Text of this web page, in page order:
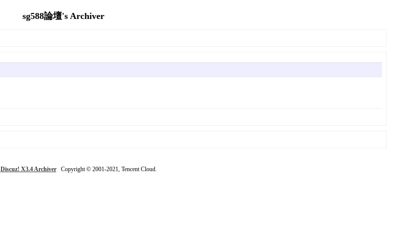
sg588論壇's Archiver
Discuz! X3.4 ArchiverCopyright © 2001-2021, Tencent Cloud.